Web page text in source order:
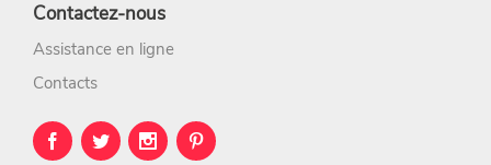
Contactez-nous
Assistance en ligne
Contacts